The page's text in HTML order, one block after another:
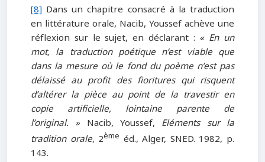
[8] Dans un chapitre consacré à la traduction
en littérature orale, Nacib, Youssef achève une
réflexion sur le sujet, en déclarant : « En un
mot, la traduction poétique n’est viable que
dans la mesure où le fond du poème n’est pas
délaissé au profit des fioritures qui risquent
d’altérer la pièce au point de la travestir en
copie artificielle, lointaine parente de
l’original. » Nacib, Youssef, Eléments sur la
tradition orale, 2ème éd., Alger, SNED. 1982, p.
143.